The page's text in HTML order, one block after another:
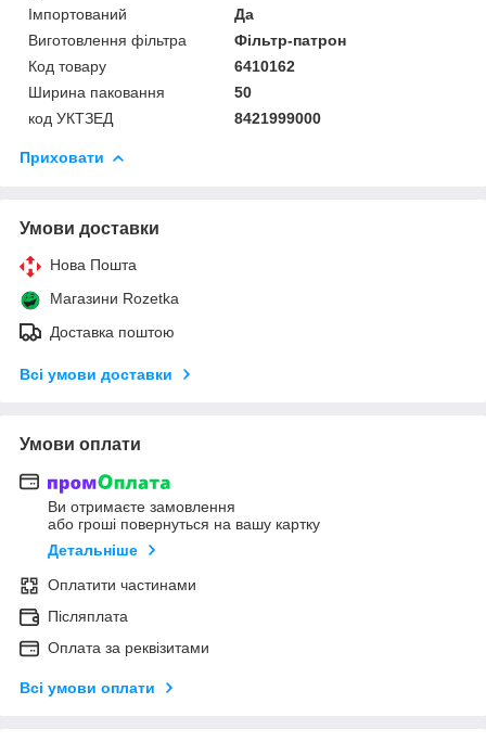
Імпортований
Да
Виготовлення фільтра
Фільтр-патрон
Код товару
6410162
Ширина паковання
50
код УКТЗЕД
8421999000
Приховати
Умови доставки
Нова Пошта
Магазини Rozetka
Доставка поштою
Всі умови доставки
Умови оплати
Ви отримаєте замовлення
або гроші повернуться на вашу картку
Детальніше
Оплатити частинами
Післяплата
Оплата за реквізитами
Всі умови оплати